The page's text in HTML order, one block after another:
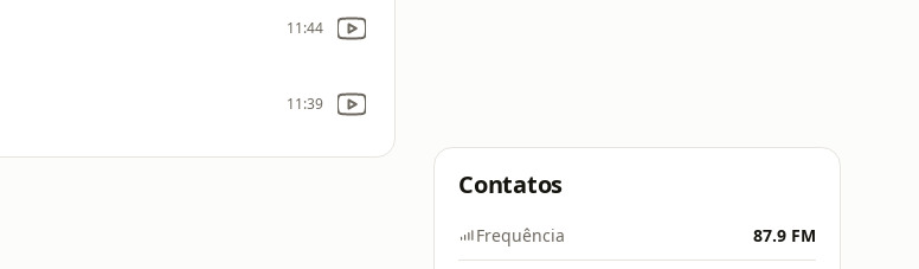
11:44
11:39
Contatos
Frequência 87.9 FM